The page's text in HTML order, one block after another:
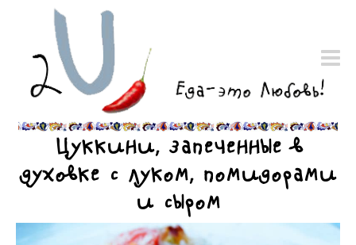
Цуккини, запеченные в
духовке с луком, помидорами
и сыром